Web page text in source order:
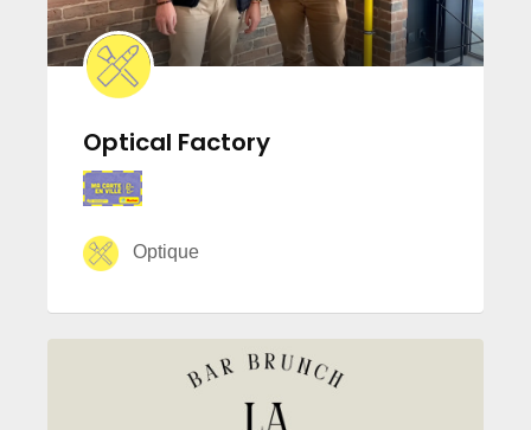
Optical Factory
Optique